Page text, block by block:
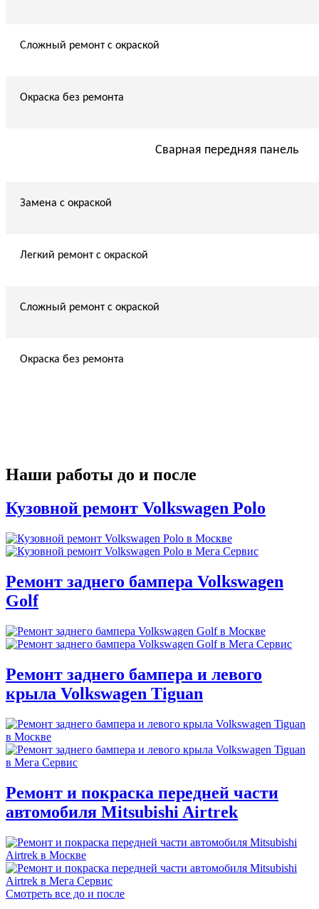
Сложный ремонт с окраской
Окраска без ремонта
Сварная передняя панель
Замена с окраской
Легкий ремонт с окраской
Сложный ремонт с окраской
Окраска без ремонта
Наши работы до и после
Кузовной ремонт Volkswagen Polo
Ремонт заднего бампера Volkswagen
Golf
Ремонт заднего бампера и левого
крыла Volkswagen Tiguan
Ремонт и покраска передней части
автомобиля Mitsubishi Airtrek
Смотреть все до и после